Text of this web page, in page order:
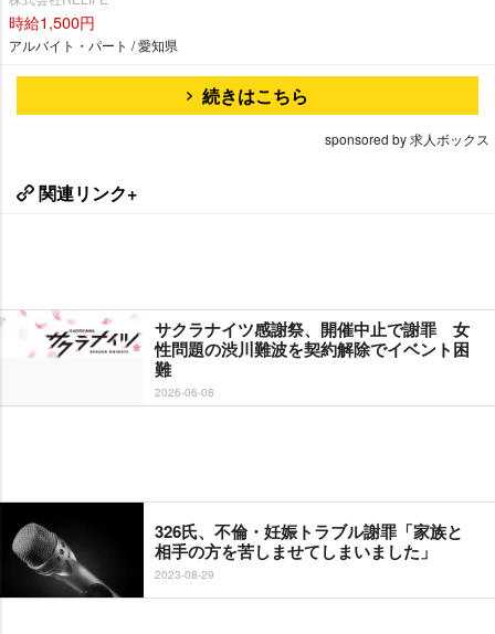
時給1,500円
アルバイト・パート / 愛知県
続きはこちら
sponsored by 求人ボックス
関連リンク+
サクラナイツ感謝祭、開催中止で謝罪 女
性問題の渋川難波を契約解除でイベント困
難
2026-06-08
326氏、不倫・妊娠トラブル謝罪「家族と
相手の方を苦しませてしまいました」
2023-08-29